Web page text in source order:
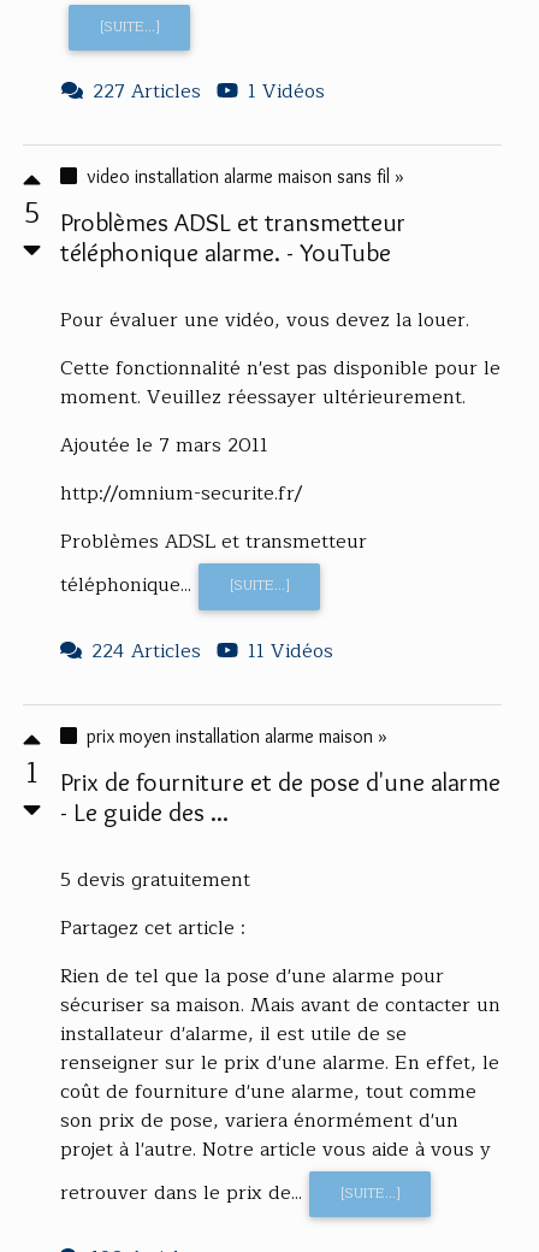
[SUITE...]
227 Articles 1 Vidéos
5
video installation alarme maison sans fil »
Problèmes ADSL et transmetteur
téléphonique alarme. - YouTube
Pour évaluer une vidéo, vous devez la louer.
Cette fonctionnalité n'est pas disponible pour le
moment. Veuillez réessayer ultérieurement.
Ajoutée le 7 mars 2011
http://omnium-securite.fr/
Problèmes ADSL et transmetteur
téléphonique...
[SUITE...]
224 Articles 11 Vidéos
1
prix moyen installation alarme maison »
Prix de fourniture et de pose d'une alarme
- Le guide des ...
5 devis gratuitement
Partagez cet article :
Rien de tel que la pose d'une alarme pour
sécuriser sa maison. Mais avant de contacter un
installateur d'alarme, il est utile de se
renseigner sur le prix d'une alarme. En effet, le
coût de fourniture d'une alarme, tout comme
son prix de pose, variera énormément d'un
projet à l'autre. Notre article vous aide à vous y
retrouver dans le prix de...
[SUITE...]